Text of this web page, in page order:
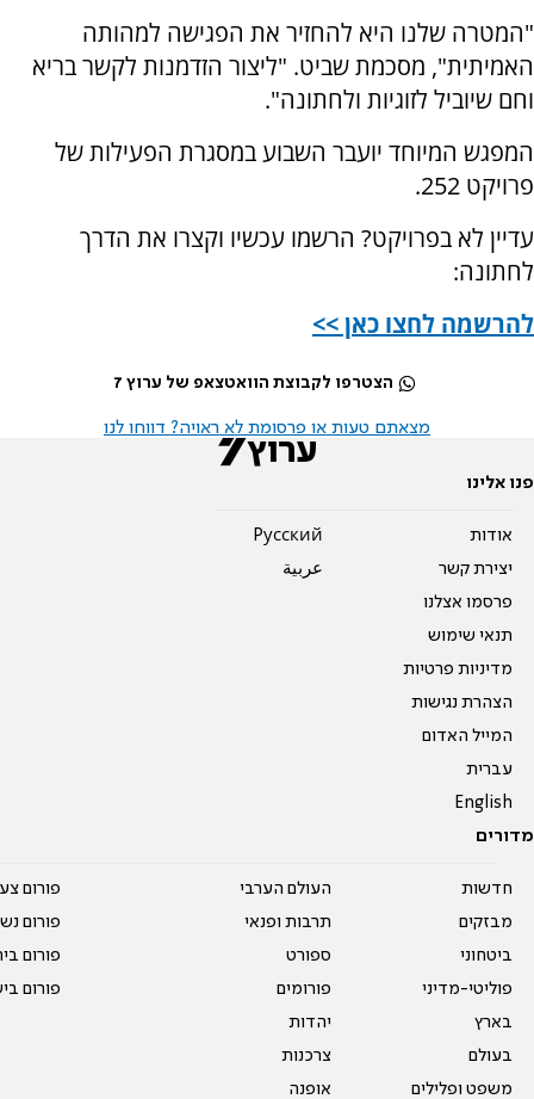
"המטרה שלנו היא להחזיר את הפגישה למהותה
האמיתית", מסכמת שביט. "ליצור הזדמנות לקשר בריא
וחם שיוביל לזוגיות ולחתונה".
המפגש המיוחד יועבר השבוע במסגרת הפעילות של
פרויקט 252.
עדיין לא בפרויקט? הרשמו עכשיו וקצרו את הדרך
לחתונה:
להרשמה לחצו כאן >>
הצטרפו לקבוצת הוואטצאפ של ערוץ 7
מצאתם טעות או פרסומת לא ראויה? דווחו לנו
פנו אלינו
אודות
יצירת קשר
פרסמו אצלנו
תנאי שימוש
מדיניות פרטיות
הצהרת נגישות
המייל האדום
עברית
English
Pусский
عربية
מדורים
חדשות
מבזקים
ביטחוני
פוליטי-מדיני
בארץ
בעולם
משפט ופלילים
העולם הערבי
תרבות ופנאי
ספורט
פורומים
יהדות
צרכנות
אופנה
פורום
פורום
פורום
פורום